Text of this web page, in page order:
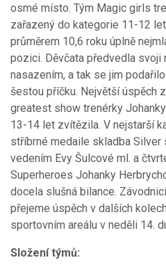
osmé místo. Tým Magic girls
zařazený do kategorie 11-12
průměrem 10,6 roku úplně
pozici. Děvčata předvedla svoji
nasazením, a tak se jim
šestou příčku. Největší úspěch
greatest show trenérky
13-14 let zvítězila. V nejstarší
stříbrné medaile skladba Silver
vedením Evy Šulcové ml. a
Superheroes Johanky
docela slušná bilance.
přejeme úspěch v dalších
sportovním areálu v neděli 14.
Složení týmů: